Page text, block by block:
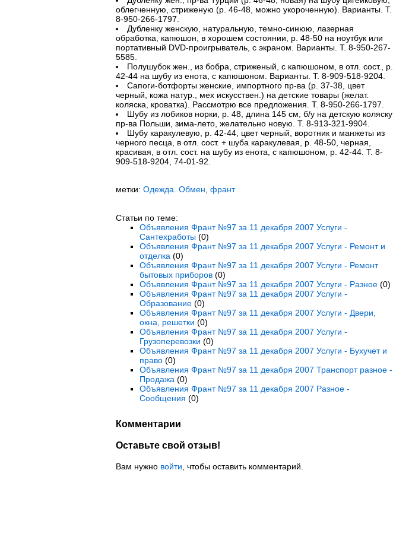
облегченную, стриженую (р. 46-48, можно укороченную). Варианты. Т.
8-950-266-1797.
Дубленку женскую, натуральную, темно-синюю, лазерная
обработка, капюшон, в хорошем состоянии, р. 48-50 на ноутбук или
портативный DVD-проигрыватель, с экраном. Варианты. Т. 8-950-267-
5585.
Полушубок жен., из бобра, стриженый, с капюшоном, в отл. сост., р.
42-44 на шубу из енота, с капюшоном. Варианты. Т. 8-909-518-9204.
Сапоги-ботфорты женские, импортного пр-ва (р. 37-38, цвет
черный, кожа натур., мех искусствен.) на детские товары (желат.
коляска, кроватка). Рассмотрю все предложения. Т. 8-950-266-1797.
Шубу из лобиков норки, р. 48, длина 145 см, б/у на детскую коляску
пр-ва Польши, зима-лето, желательно новую. Т. 8-913-321-9904.
Шубу каракулевую, р. 42-44, цвет черный, воротник и манжеты из
черного песца, в отл. сост. + шуба каракулевая, р. 48-50, черная,
красивая, в отл. сост. на шубу из енота, с капюшоном, р. 42-44. Т. 8-
909-518-9204, 74-01-92.
метки: Одежда. Обмен франт
Статьи по теме:
Объявления Франт №97 за 11 декабря 2007 Услуги -
Сантехработы(0)
Объявления Франт №97 за 11 декабря 2007 Услуги - Ремонт и
отделка (0)
Объявления Франт №97 за 11 декабря 2007 Услуги - Ремонт
бытовых приборов(0)
Объявления Франт №97 за 11 декабря 2007 Услуги - Разное(0)
Объявления Франт №97 за 11 декабря 2007 Услуги -
Образование(0)
Объявления Франт №97 за 11 декабря 2007 Услуги - Двери,
окна, решетки (0)
Объявления Франт №97 за 11 декабря 2007 Услуги -
Грузоперевозки (0)
Объявления Франт №97 за 11 декабря 2007 Услуги - Бухучет и
право(0)
Объявления Франт №97 за 11 декабря 2007 Транспорт разное -
Продажа (0)
Объявления Франт №97 за 11 декабря 2007 Разное -
Сообщения (0)
Комментарии
Оставьте свой отзыв!
Вам нужно войти , чтобы оставить комментарий.